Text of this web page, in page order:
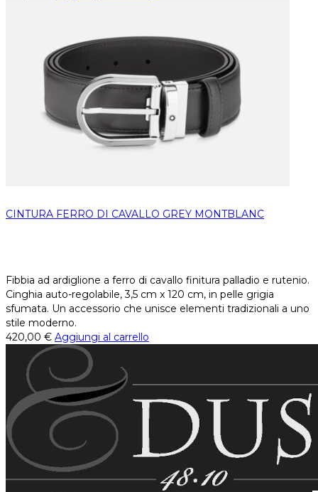
CINTURA FERRO DI CAVALLO GREY MONTBLANC
Fibbia ad ardiglione a ferro di cavallo finitura palladio e rutenio.
Cinghia auto-regolabile, 3,5 cm x 120 cm, in pelle grigia
sfumata. Un accessorio che unisce elementi tradizionali a uno
stile moderno.
420,00 € Aggiungi al carrello